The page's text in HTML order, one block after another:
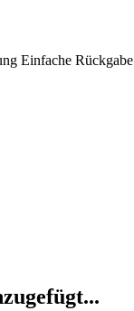
Einfache Rückgabe